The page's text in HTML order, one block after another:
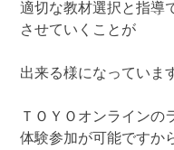
適切な教材選択と指導
させていくことが
出来る様になっていま
ＴＯＹＯオンラインの
体験参加が可能ですか